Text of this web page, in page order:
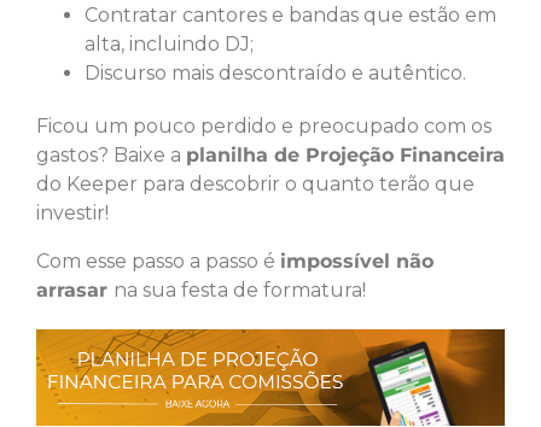
Contratar cantores e bandas que estão em
alta, incluindo DJ;
Discurso mais descontraído e autêntico.
Ficou um pouco perdido e preocupado com os
gastos? Baixe a planilha de Projeção Financeira
do Keeper para descobrir o quanto terão que
investir!
Com esse passo a passo é impossível não
arrasar na sua festa de formatura!